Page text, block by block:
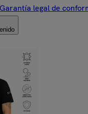
legal de